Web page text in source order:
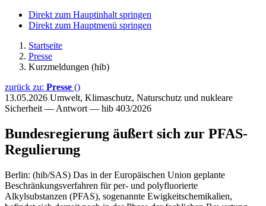
Direkt zum Hauptinhalt springen
Direkt zum Hauptmenü springen
Startseite
Presse
Kurzmeldungen (hib)
zurück zu: Presse ()
13.05.2026 Umwelt, Klimaschutz, Naturschutz und nukleare
Sicherheit — Antwort — hib 403/2026
Bundesregierung äußert sich zur PFAS-
Regulierung
Berlin: (hib/SAS) Das in der Europäischen Union geplante
Beschränkungsverfahren für per- und polyfluorierte
Alkylsubstanzen (PFAS), sogenannte Ewigkeitschemikalien,